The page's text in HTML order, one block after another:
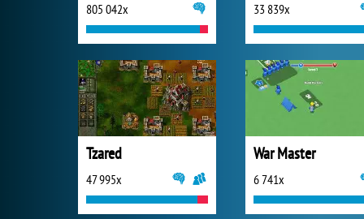
805 042x 33 839x
Tzared
47 995x
War Master
6 741x